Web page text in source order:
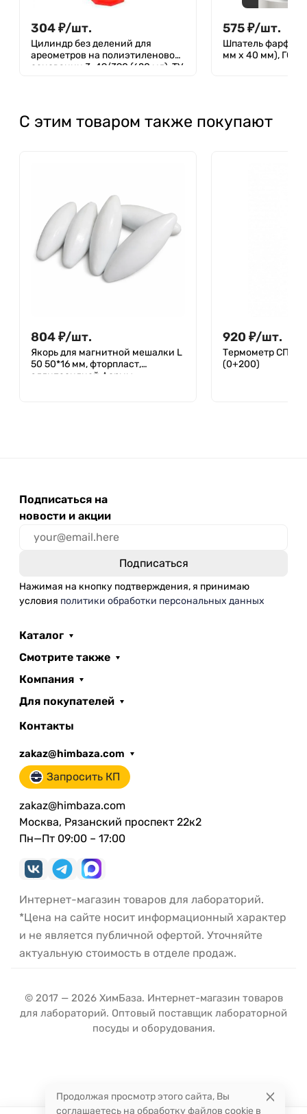
304₽/шт.
Цилиндр без делений для
ареометров на полиэтиленовом
основании 3-49/390 (620 мл), ТУ
575₽/шт.
Шпатель
мм х 40 мм), ГОСТ
С этим товаром также покупают
804₽/шт.
Якорь для магнитной мешалки L
50 50*16 мм, фторпласт,
эллипсоидной формы
920 ₽/шт.
Термометр СП-2П
(0+200)
Подписаться на
новости и акции
Нажимая на кнопку подтверждения, я принимаю
условия политики обработки персональных данных
Каталог
Смотрите также
Компания
Для покупателей
Контакты
zakaz@himbaza.com
Запросить КП
zakaz@himbaza.com
Москва, Рязанский проспект 22к2
Пн—Пт 09:00 – 17:00
Интернет-магазин товаров для лабораторий.
*Цена на сайте носит информационный характер
и не является публичной офертой. Уточняйте
актуальную стоимость в отделе продаж.
© 2017 — 2026 ХимБаза. Интернет-магазин товаров
для лабораторий. Оптовый поставщик лабораторной
посуды и оборудования.
Продолжая просмотр этого сайта, Вы
соглашаетесь на обработку файлов cookie в